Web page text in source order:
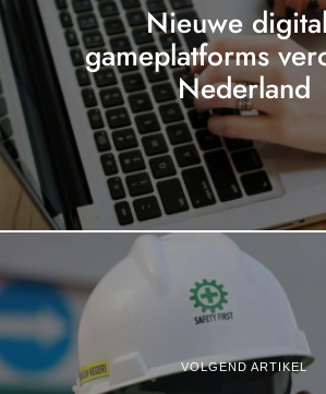
Nieuwe
gameplatforms
Nederland
VOLGEND ARTIKEL